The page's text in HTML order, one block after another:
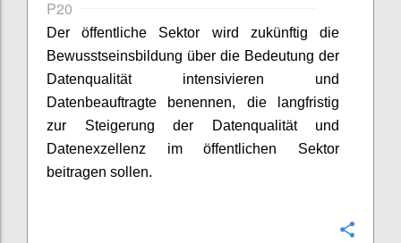
P20
Der öffentliche Sektor wird zukünftig die
Bewusstseinsbildung über die Bedeutung der
Datenqualität intensivieren und
Datenbeauftragte benennen, die langfristig
zur Steigerung der Datenqualität und
Datenexzellenz im öffentlichen Sektor
beitragen sollen.